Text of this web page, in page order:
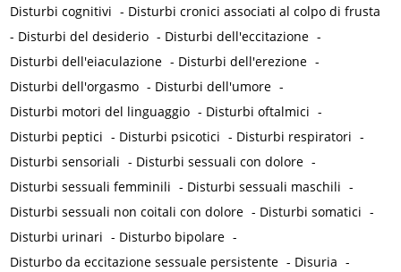
Disturbi cognitivi - Disturbi cronici associati al colpo di frusta
- Disturbi del desiderio - Disturbi dell'eccitazione -
Disturbi dell'eiaculazione - Disturbi dell'erezione -
Disturbi dell'orgasmo - Disturbi dell'umore -
Disturbi motori del linguaggio - Disturbi oftalmici -
Disturbi peptici - Disturbi psicotici - Disturbi respiratori -
Disturbi sensoriali - Disturbi sessuali con dolore -
Disturbi sessuali femminili - Disturbi sessuali maschili -
Disturbi sessuali non coitali con dolore - Disturbi somatici -
Disturbi urinari - Disturbo bipolare -
Disturbo da eccitazione sessuale persistente - Disuria -